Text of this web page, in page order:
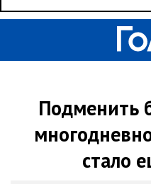
Подменить
стало